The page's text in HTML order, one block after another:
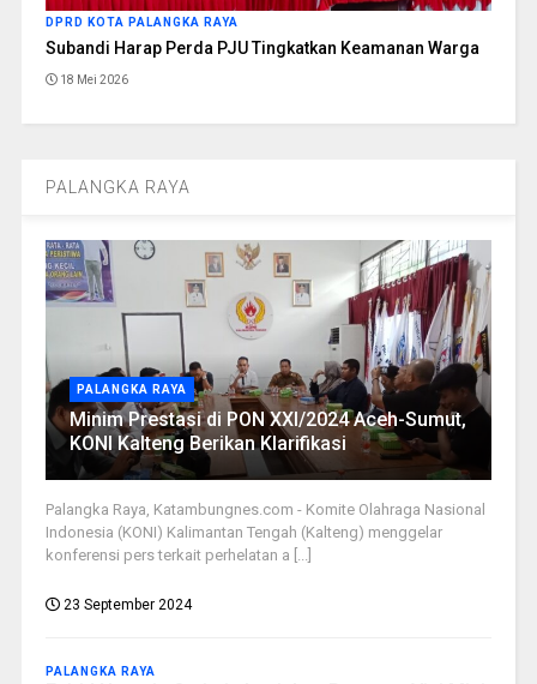
DPRD KOTA PALANGKA RAYA
Subandi Harap Perda PJU Tingkatkan Keamanan Warga
18 Mei 2026
PALANGKA RAYA
PALANGKA RAYA
Minim Prestasi di PON XXI/2024 Aceh-Sumut,
KONI Kalteng Berikan Klarifikasi
Palangka Raya, Katambungnes.com - Komite Olahraga Nasional
Indonesia (KONI) Kalimantan Tengah (Kalteng) menggelar
konferensi pers terkait perhelatan a [...]
23 September 2024
PALANGKA RAYA